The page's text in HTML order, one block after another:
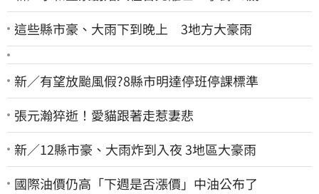
這些縣市豪、大雨下到晚上 3地方大豪雨
新／有望放颱風假?8縣市明達停班停課標準
張元瀚猝逝！愛貓跟著走惹妻悲
新／12縣市豪、大雨炸到入夜 3地區大豪雨
國際油價仍高「下週是否漲價」中油公布了